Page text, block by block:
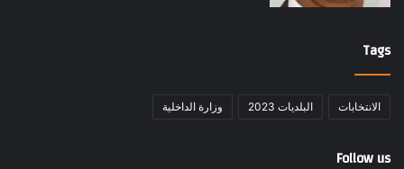
Tags
الانتخابات البلديات 2023 وزارة الداخلية
Follow us